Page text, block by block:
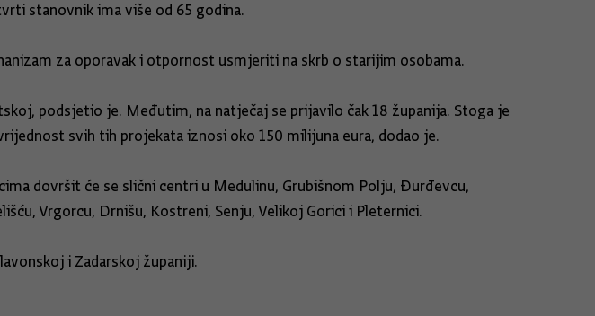
stanovnik ima više od 65 godina.
za oporavak i otpornost usmjeriti na skrb o starijim osobama.
podsjetio je. Međutim, na natječaj se prijavilo čak 18 županija. Stoga je
svih tih projekata iznosi oko 150 milijuna eura, dodao je.
dovršit će se slični centri u Medulinu, Grubišnom Polju, Đurđevcu,
Vrgorcu, Drnišu, Kostreni, Senju, Velikoj Gorici i Pleternici.
i Zadarskoj županiji.